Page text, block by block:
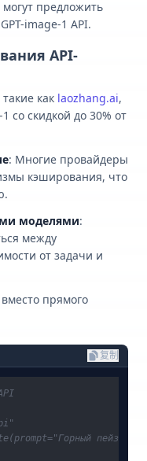
предложить
image-1 API.
API-
как laozhang.ai,
со скидкой до 30% от
: Многие провайдеры
кэширования, что
моделями:
между
от задачи и
прямого
复制
пейзаж",